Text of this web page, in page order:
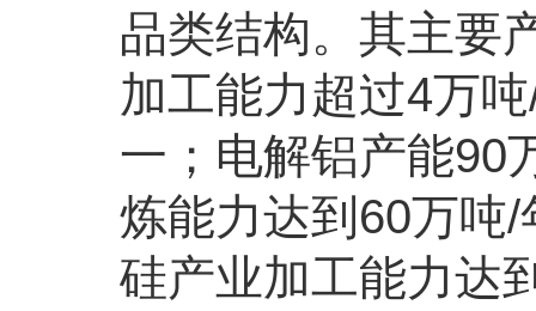
品类结构。其主要
加工能力超过4万
一；电解铝产能90
炼能力达到60万吨
硅产业加工能力达